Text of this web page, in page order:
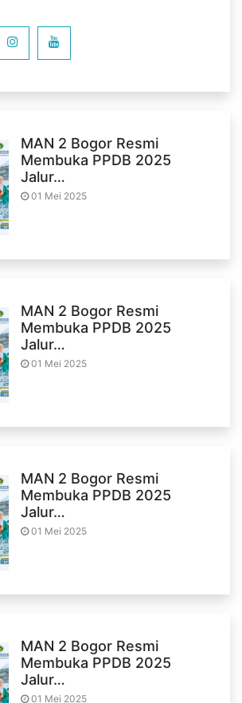
MAN 2 Bogor Resmi
Membuka PPDB 2025
Jalur…
01 Mei 2025
MAN 2 Bogor Resmi
Membuka PPDB 2025
Jalur…
01 Mei 2025
MAN 2 Bogor Resmi
Membuka PPDB 2025
Jalur…
01 Mei 2025
MAN 2 Bogor Resmi
Membuka PPDB 2025
Jalur…
01 Mei 2025